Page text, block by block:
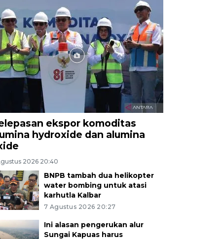
ekspor komoditas
hydroxide dan alumina
2026 20:40
BNPB tambah dua helikopter
water bombing untuk atasi
karhutla Kalbar
7 Agustus 2026 20:27
Ini alasan pengerukan alur
Sungai Kapuas harus